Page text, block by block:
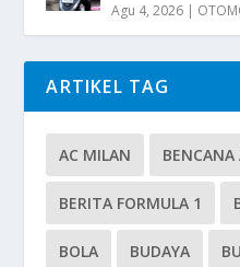
Agu 4, 2026 |
ARTIKEL TAG
AC MILAN BENCANA
BERITA FORMULA 1
BOLA BUDAYA